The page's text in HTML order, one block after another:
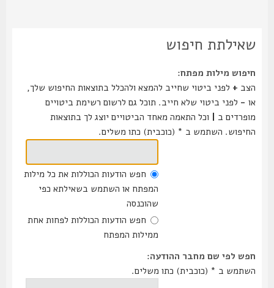
שאילתת חיפוש
חיפוש מילות מפתח:
+לפני ביטוי שחייב להמצא ולהכלל בתוצאות החיפוש שלך,
לפני ביטוי שלא חייב. תוכל גם לרשום רשימת ביטויים
מופרדים ב|וכל התאמה מאחד הביטויים יוצג לך בתוצאות
החיפוש. השתמש ב * (כוכבית) כתו משלים.
חפש הודעות הכוללות את כל מילות
המפתח או השתמש בשאילתא כפי
שהוכנסה
חפש הודעות הכוללות לפחות אחת
ממילות המפתח
חפש לפי שם מחבר ההודעה:
השתמש ב * (כוכבית) כתו משלים.